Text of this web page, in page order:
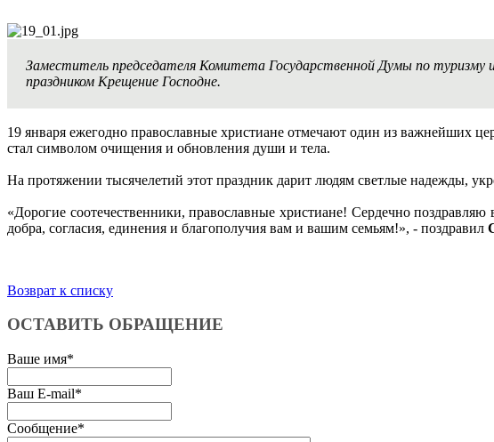
Заместитель председателя Комитета Государственной Думы по
праздником Крещение Господне.
19 января ежегодно православные христиане отмечают один из важнейших
стал символом очищения и обновления души и тела.
На протяжении тысячелетий этот праздник дарит людям светлые надежды,
«Дорогие соотечественники, православные христиане! Сердечно
добра, согласия, единения и благополучия вам и вашим семьям!», - поздравил
Возврат к списку
ОСТАВИТЬ ОБРАЩЕНИЕ
Ваше имя*
Ваш E-mail*
Сообщение*